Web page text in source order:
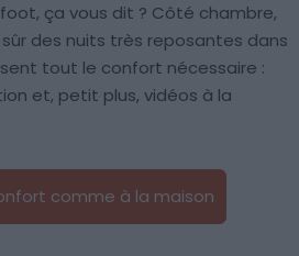
ça vous dit ? Côté chambre,
des nuits très reposantes dans
tout le confort nécessaire :
et, petit plus, vidéos à la
comme à la maison